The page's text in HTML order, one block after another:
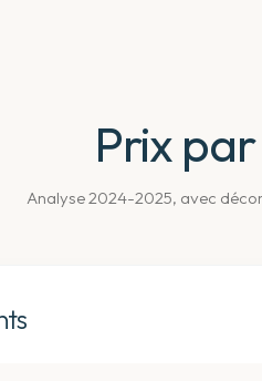
Prix
Analyse 2024-2025, avec